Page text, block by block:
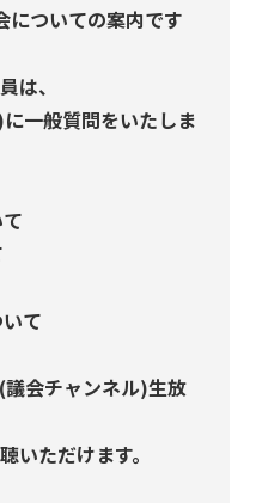
についての案内です
は、
一般質問をいたしま
て
会チャンネル)生放
いただけます。